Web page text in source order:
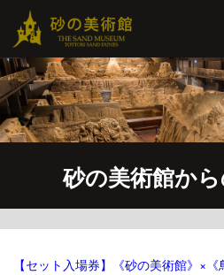
砂の美術館か
【セット入場券】《砂の美術館》×